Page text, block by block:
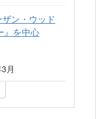
ン・ウッド
』を中心
月